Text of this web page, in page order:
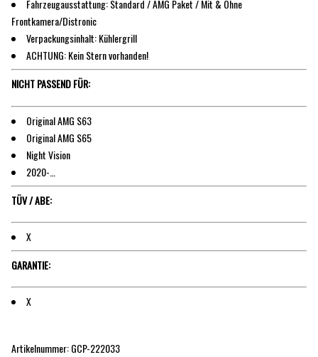
Fahrzeugausstattung: Standard / AMG Paket / Mit & Ohne
Frontkamera/Distronic
Verpackungsinhalt: Kühlergrill
ACHTUNG: Kein Stern vorhanden!
NICHT PASSEND FÜR:
Original AMG S63
Original AMG S65
Night Vision
2020-…
TÜV / ABE:
X
GARANTIE:
X
Artikelnummer: GCP-222033